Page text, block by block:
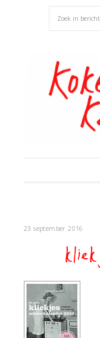
23 september 2016